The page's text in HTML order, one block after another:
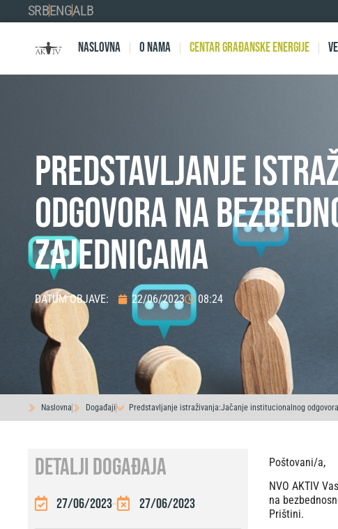
SRBENGALB
Naslovna O nama Centar Građanske Energije
Predstavljanje
odgovora na
zajednicama
DATUM OBJAVE: 22/06/2023 08:24
Naslovna Događaji Predstavljanje istraživanja:Jačanje institucionalnog
DETALJI DOGAĐAJA
27/06/2023 27/06/2023
Poštovani/a,
NVO AKTIV
na
Prištini.